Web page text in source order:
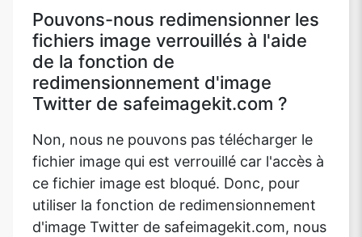
Pouvons-nous redimensionner les
fichiers image verrouillés à l'aide
de la fonction de
redimensionnement d'image
Twitter de safeimagekit.com ?
Non, nous ne pouvons pas télécharger le
fichier image qui est verrouillé car l'accès à
ce fichier image est bloqué. Donc, pour
utiliser la fonction de redimensionnement
d'image Twitter de safeimagekit.com, nous